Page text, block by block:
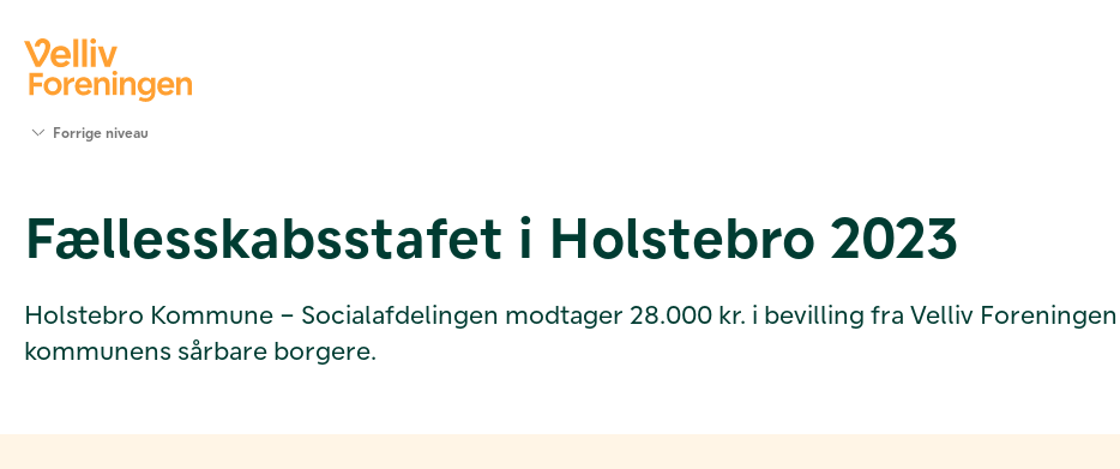
Værktøjer
og viden
Foreningen
Kontakt
os
Forrige niveau
Fællesskabsstafet i Holstebro 2023
Holstebro Kommune – Socialafdelingen modtager 28.000 kr. i bevilling fra Velliv
kommunens sårbare borgere.